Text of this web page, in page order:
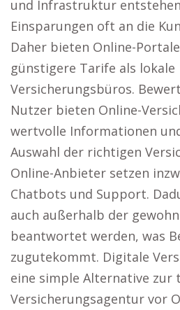
und Infrastruktur
Einsparungen oft an die
Daher bieten Online-
günstigere Tarife als lokale
Versicherungsbüros.
Nutzer bieten Online-
wertvolle Informationen
Auswahl der richtigen
Online-Anbieter setzen
Chatbots und Support.
auch außerhalb der
beantwortet werden, was
zugutekommt. Digitale
eine simple Alternative zur
Versicherungsagentur vor